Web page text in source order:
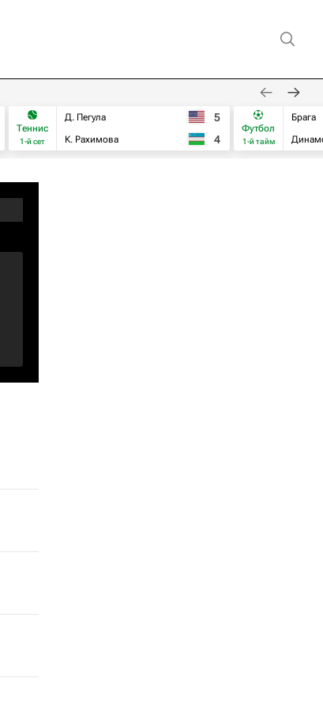
Теннис
1-й сет
Д. Пегула
К. Рахимова
5
4
Футбол
1-й тайм
Брага